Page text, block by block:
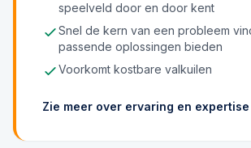
speelveld door en door kent
Snel de kern van een probleem
passende oplossingen bieden
Voorkomt kostbare valkuilen
Zie meer over ervaring en expertise